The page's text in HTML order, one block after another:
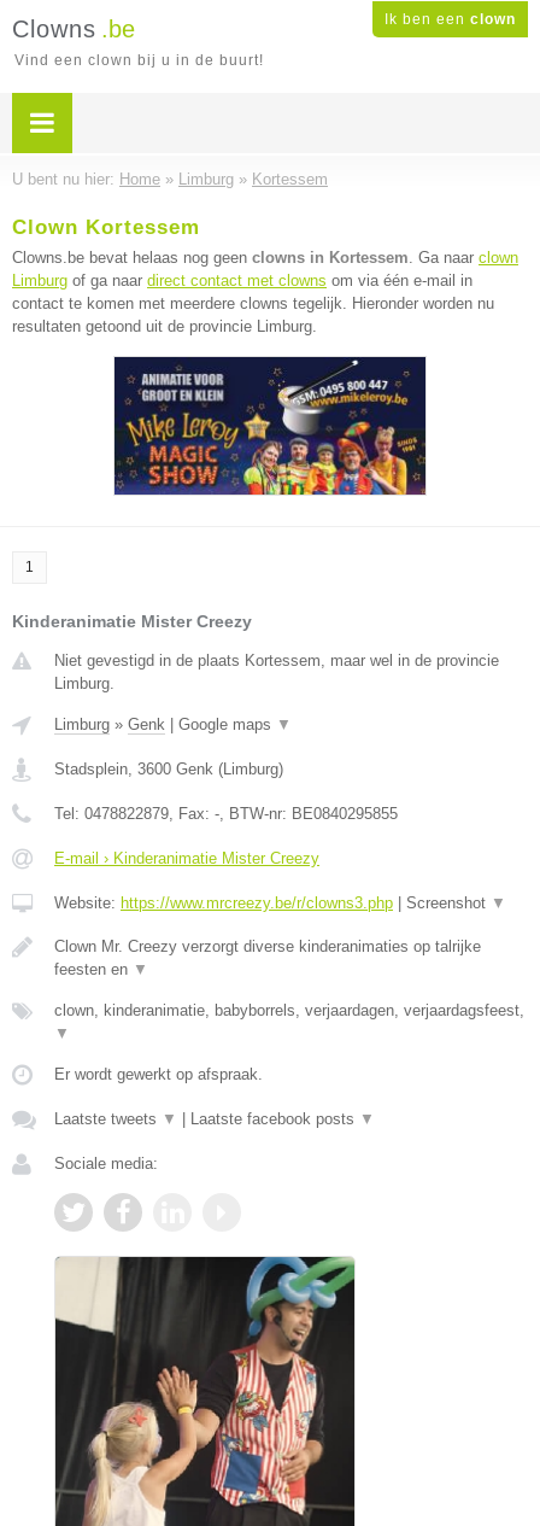
Ik ben een clown
Clowns .be
Vind een clown bij u in de buurt!
U bent nu hier: Home » Limburg » Kortessem
Clown Kortessem
Clowns.be bevat helaas nog geen clowns in Kortessem. Ga naar clown
Limburg of ga naar direct contact met clowns om via één e-mail in
contact te komen met meerdere clowns tegelijk. Hieronder worden nu
resultaten getoond uit de provincie Limburg.
1
Kinderanimatie Mister Creezy
Niet gevestigd in de plaats Kortessem, maar wel in de provincie
Limburg.
Limburg » Genk Google maps ▼
Stadsplein, 3600 Genk (Limburg)
Tel: 0478822879, Fax: -, BTW-nr: BE0840295855
E-mail › Kinderanimatie Mister Creezy
Website: https://www.mrcreezy.be/r/clowns3.php Screenshot ▼
Clown Mr. Creezy verzorgt diverse kinderanimaties op talrijke
feesten en ▼
clown, kinderanimatie, babyborrels, verjaardagen, verjaardagsfeest,
▼
Er wordt gewerkt op afspraak.
Laatste tweets ▼ Laatste facebook posts ▼
Sociale media: